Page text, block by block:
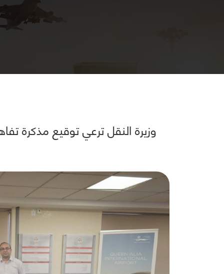
وزيرة النقل ترعي توقيع مذكرة